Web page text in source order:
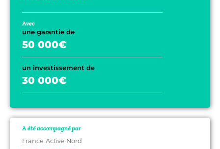
Avec
une garantie de
50 000€
un investissement de
30 000€
A été accompagné par
France Active Nord